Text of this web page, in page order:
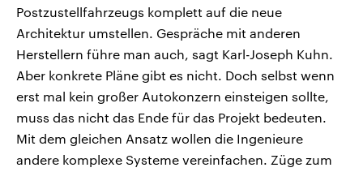
Postzustellfahrzeugs komplett auf die neue
Architektur umstellen. Gespräche mit anderen
Herstellern führe man auch, sagt Karl-Joseph Kuhn.
Aber konkrete Pläne gibt es nicht. Doch selbst wenn
erst mal kein großer Autokonzern einsteigen sollte,
muss das nicht das Ende für das Projekt bedeuten.
Mit dem gleichen Ansatz wollen die Ingenieure
andere komplexe Systeme vereinfachen. Züge zum